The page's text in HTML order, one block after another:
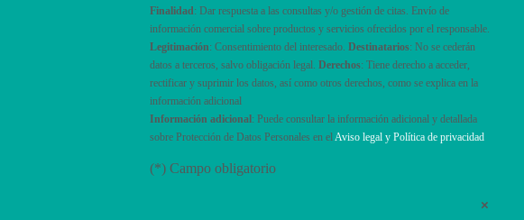
Finalidad: Dar respuesta a las consultas y/o gestión de citas. Envío de
información comercial sobre productos y servicios ofrecidos por el responsable.
Legitimación: Consentimiento del interesado. Destinatarios: No se cederán
datos a terceros, salvo obligación legal. Derechos: Tiene derecho a acceder,
rectificar y suprimir los datos, así como otros derechos, como se explica en la
información adicional
Información adicional: Puede consultar la información adicional y detallada
sobre Protección de Datos Personales en el Aviso legal y Política de privacidad
(*) Campo obligatorio
×